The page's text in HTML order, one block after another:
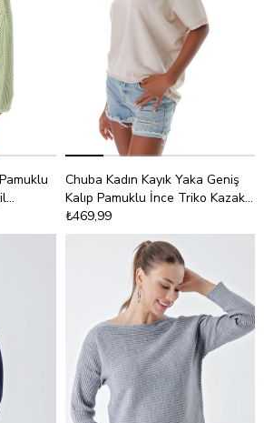
Chuba Kadın Kayık Yaka Geniş
Kalıp Pamuklu İnce Triko Kazak
Açık Bej 23S1018
₺469,99